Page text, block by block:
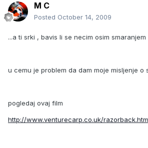
M C
Posted October 14, 2009
...a ti srki , bavis li se necim osim
u cemu je problem da dam moje misljenje o
pogledaj ovaj film
http://www.venturecarp.co.uk/